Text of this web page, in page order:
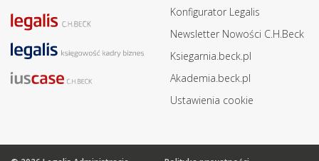
Konfigurator Legalis
Newsletter Nowości C.H.Beck
Ksiegarnia.beck.pl
Akademia.beck.pl
Ustawienia cookie